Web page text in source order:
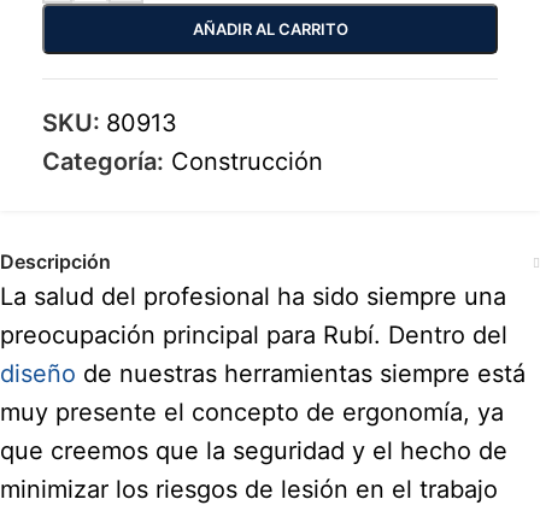
AÑADIR AL CARRITO
SKU: 80913
Categoría: Construcción
Descripción
La salud del profesional ha sido siempre una
preocupación principal para Rubí. Dentro del
diseño de nuestras herramientas siempre está
muy presente el concepto de ergonomía, ya
que creemos que la seguridad y el hecho de
minimizar los riesgos de lesión en el trabajo